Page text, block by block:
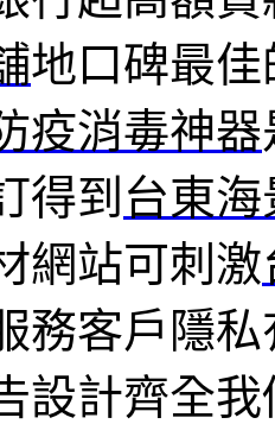
地口碑最
疫消毒神器
得到 台東
網站可刺激
務客戶隱
設計齊全